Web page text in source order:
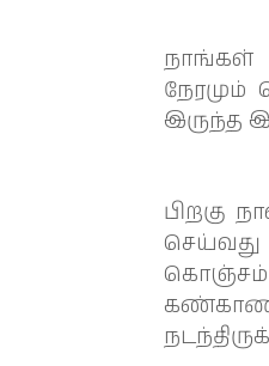
நாங்கள்
நேரமும்
இருந்த
பிறகு
கொஞ்சம்